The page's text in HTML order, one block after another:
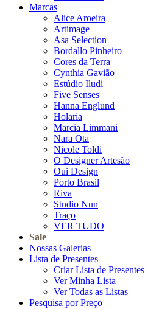
Marcas
Alice Aroeira
Artimage
Asa Selection
Bordallo Pinheiro
Cores da Terra
Cynthia Gavião
Estúdio Iludi
Five Senses
Hanna Englund
Holaria
Marcia Limmani
Nara Ota
Nicole Toldi
O Designer Artesão
Oui Design
Porto Brasil
Riva
Studio Nun
Traço
VER TUDO
Sale
Nossas Galerias
Lista de Presentes
Criar Lista de Presentes
Ver Minha Lista
Ver Todas as Listas
Pesquisa por Preço